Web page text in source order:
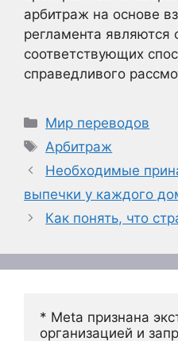
арбитраж на основе
регламента являются
соответствующих
справедливого
Рубрики
Мир переводов
Метки
Арбитраж
Необходимые
выпечки у каждого
Как понять, что
* Meta признана
организацией и